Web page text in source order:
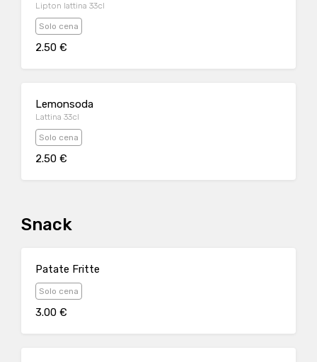
Lipton lattina 33cl
Solo cena
2.50 €
Lemonsoda
Lattina 33cl
Solo cena
2.50 €
Snack
Patate Fritte
Solo cena
3.00 €